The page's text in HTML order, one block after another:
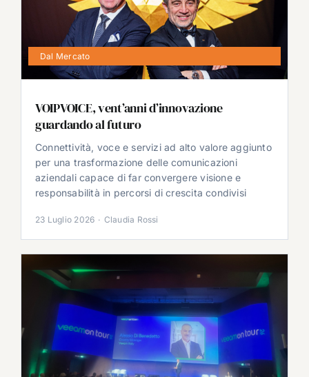
Dal Mercato
VOIPVOICE, vent’anni d’innovazione
guardando al futuro
Connettività, voce e servizi ad alto valore aggiunto
per una trasformazione delle comunicazioni
aziendali capace di far convergere visione e
responsabilità in percorsi di crescita condivisi
23 Luglio 2026 · Claudia Rossi